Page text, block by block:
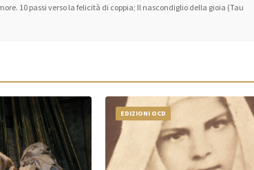
10 passi verso la felicità di coppia; Il nascondiglio della gioia (Tau
EDIZIONI OCD